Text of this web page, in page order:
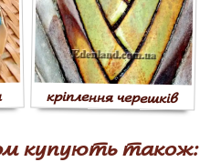
кріплення черешків
купують також: